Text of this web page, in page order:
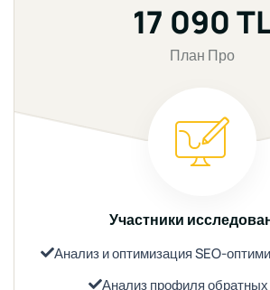
17 090
План Про
Участники
Анализ и оптимизация SEO-
Анализ профиля